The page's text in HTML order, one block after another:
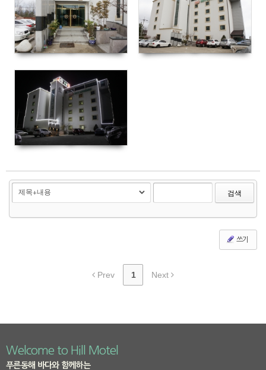
3174 2325
3328
검색
쓰기
Prev 1 Next
Welcome to Hill Motel
푸른동해 바다와 함께하는